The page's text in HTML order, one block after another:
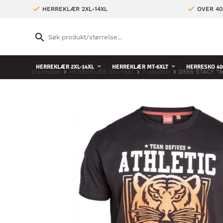
HERREKLÆR 2XL-14XL OVER
HERREKLÆR 2XL-14XL HERREKLÆR MT-6XLT HERRESKO
Startsiden HERREKLÆR 2XL-14XL T-skjorter D555 STACY